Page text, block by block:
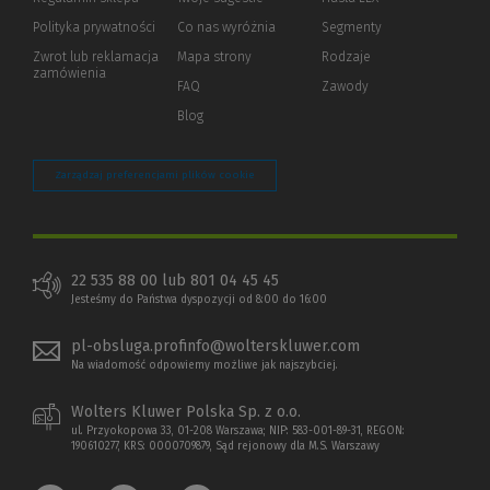
Polityka prywatności (Nowe
(Link
innej
Zwrot lub reklamacja
zamówienia
strony)
Co nas wyróżnia
Mapa strony
FAQ
Blog
Segmenty
Rodzaje
Zawody
Zarządzaj preferencjami plików cookie
22 535 88 00 lub 801 04 45 45
Jesteśmy do Państwa dyspozycji od 8:00 do 16:00
pl-obsluga.profinfo@wolterskluwer.com
Na wiadomość odpowiemy możliwe jak najszybciej.
Wolters Kluwer Polska Sp. z o.o.
ul. Przyokopowa 33, 01-208 Warszawa; NIP: 583-001-89-31, REGON:
190610277, KRS: 0000709879, Sąd rejonowy dla M.S. Warszawy